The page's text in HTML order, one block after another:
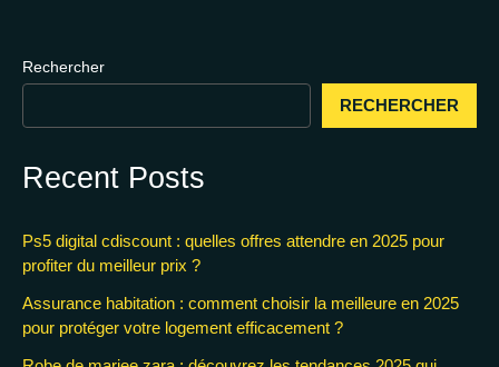
Rechercher
RECHERCHER
Recent Posts
Ps5 digital cdiscount : quelles offres attendre en 2025 pour
profiter du meilleur prix ?
Assurance habitation : comment choisir la meilleure en 2025
pour protéger votre logement efficacement ?